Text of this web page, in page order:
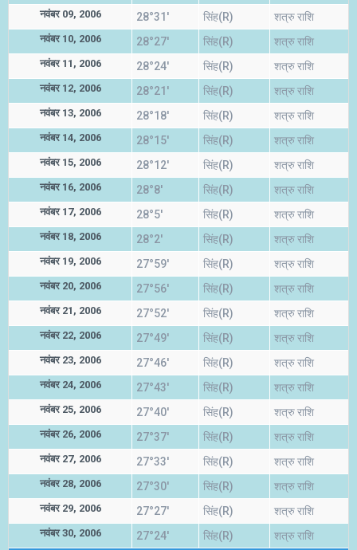
नवंबर 09, 2006 28°31' सिंह(R) शत्रु राशि
नवंबर 10, 2006 28°27' सिंह(R) शत्रु राशि
नवंबर 11, 2006 28°24' सिंह(R) शत्रु राशि
नवंबर 12, 2006 28°21' सिंह(R) शत्रु राशि
नवंबर 13, 2006 28°18' सिंह(R) शत्रु राशि
नवंबर 14, 2006 28°15' सिंह(R) शत्रु राशि
नवंबर 15, 2006 28°12' सिंह(R) शत्रु राशि
नवंबर 16, 2006 28°8' सिंह(R) शत्रु राशि
नवंबर 17, 2006 28°5' सिंह(R) शत्रु राशि
नवंबर 18, 2006 28°2' सिंह(R) शत्रु राशि
नवंबर 19, 2006 27°59' सिंह(R) शत्रु राशि
नवंबर 20, 2006 27°56' सिंह(R) शत्रु राशि
नवंबर 21, 2006 27°52' सिंह(R) शत्रु राशि
नवंबर 22, 2006 27°49' सिंह(R) शत्रु राशि
नवंबर 23, 2006 27°46' सिंह(R) शत्रु राशि
नवंबर 24, 2006 27°43' सिंह(R) शत्रु राशि
नवंबर 25, 2006 27°40' सिंह(R) शत्रु राशि
नवंबर 26, 2006 27°37' सिंह(R) शत्रु राशि
नवंबर 27, 2006 27°33' सिंह(R) शत्रु राशि
नवंबर 28, 2006 27°30' सिंह(R) शत्रु राशि
नवंबर 29, 2006 27°27' सिंह(R) शत्रु राशि
नवंबर 30, 2006 27°24' सिंह(R) शत्रु राशि